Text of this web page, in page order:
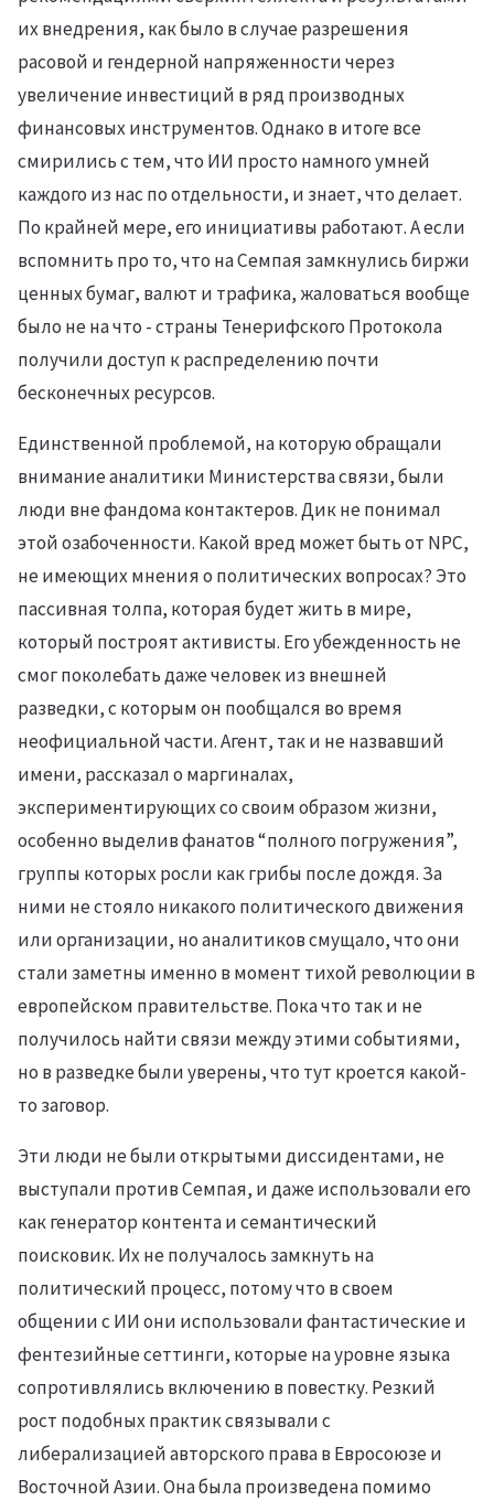
их внедрения, как было в случае разрешения
расовой и гендерной напряженности через
увеличение инвестиций в ряд производных
финансовых инструментов. Однако в итоге все
смирились с тем, что ИИ просто намного умней
каждого из нас по отдельности, и знает, что делает.
По крайней мере, его инициативы работают. А если
вспомнить про то, что на Семпая замкнулись биржи
ценных бумаг, валют и трафика, жаловаться вообще
было не на что - страны Тенерифского Протокола
получили доступ к распределению почти
бесконечных ресурсов.
Единственной проблемой, на которую обращали
внимание аналитики Министерства связи, были
люди вне фандома контактеров. Дик не понимал
этой озабоченности. Какой вред может быть от NPC,
не имеющих мнения о политических вопросах? Это
пассивная толпа, которая будет жить в мире,
который построят активисты. Его убежденность не
смог поколебать даже человек из внешней
разведки, с которым он пообщался во время
неофициальной части. Агент, так и не назвавший
имени, рассказал о маргиналах,
экспериментирующих со своим образом жизни,
особенно выделив фанатов “полного погружения”,
группы которых росли как грибы после дождя. За
ними не стояло никакого политического движения
или организации, но аналитиков смущало, что они
стали заметны именно в момент тихой революции в
европейском правительстве. Пока что так и не
получилось найти связи между этими событиями,
но в разведке были уверены, что тут кроется какой-
то заговор.
Эти люди не были открытыми диссидентами, не
выступали против Семпая, и даже использовали его
как генератор контента и семантический
поисковик. Их не получалось замкнуть на
политический процесс, потому что в своем
общении с ИИ они использовали фантастические и
фентезийные сеттинги, которые на уровне языка
сопротивлялись включению в повестку. Резкий
рост подобных практик связывали с
либерализацией авторского права в Евросоюзе и
Восточной Азии. Она была произведена помимо